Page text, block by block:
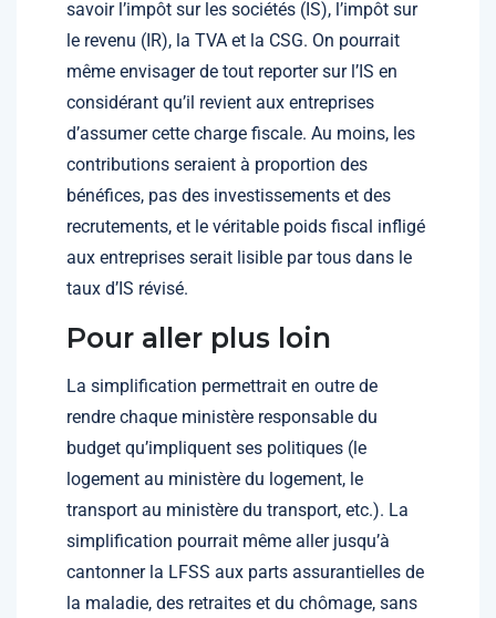
savoir l’impôt sur les sociétés (IS), l’impôt sur
le revenu (IR), la TVA et la CSG. On pourrait
même envisager de tout reporter sur l’IS en
considérant qu’il revient aux entreprises
d’assumer cette charge fiscale. Au moins, les
contributions seraient à proportion des
bénéfices, pas des investissements et des
recrutements, et le véritable poids fiscal infligé
aux entreprises serait lisible par tous dans le
taux d’IS révisé.
Pour aller plus loin
La simplification permettrait en outre de
rendre chaque ministère responsable du
budget qu’impliquent ses politiques (le
logement au ministère du logement, le
transport au ministère du transport, etc.). La
simplification pourrait même aller jusqu’à
cantonner la LFSS aux parts assurantielles de
la maladie, des retraites et du chômage, sans